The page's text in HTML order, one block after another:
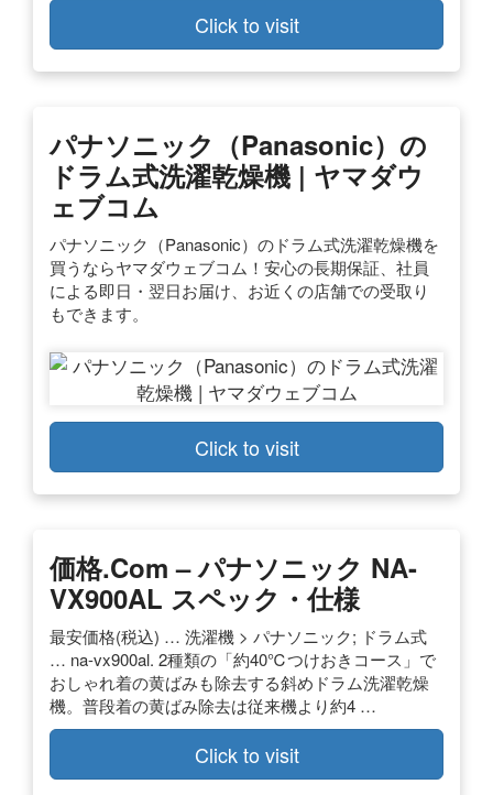
Click to visit
パナソニック（Panasonic）の
ドラム式洗濯乾燥機 | ヤマダウ
ェブコム
パナソニック（Panasonic）のドラム式洗濯乾燥機を
買うならヤマダウェブコム！安心の長期保証、社員
による即日・翌日お届け、お近くの店舗での受取り
もできます。
Click to visit
価格.com – パナソニック NA-
VX900AL スペック・仕様
最安価格(税込) … 洗濯機 > パナソニック; ドラム式
… na-vx900al. 2種類の「約40℃つけおきコース」で
おしゃれ着の黄ばみも除去する斜めドラム洗濯乾燥
機。普段着の黄ばみ除去は従来機より約4 …
Click to visit